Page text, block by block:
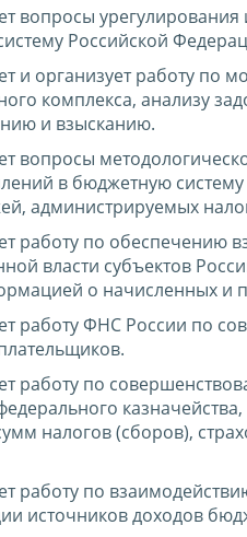
вопросы
Российской
и организует работу по
комплекса, анализу
и взысканию.
вопросы
в бюджетную
администрируемых
работу по обеспечению
власти субъектов
о начисленных и
работу ФНС России по
работу по
налогов (сборов),
работу по
источников доходов